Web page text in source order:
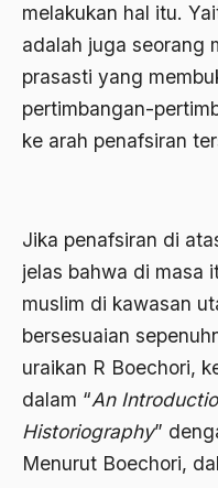
melakukan hal itu.
adalah juga seorang
prasasti yang
pertimbangan-
ke arah penafsiran
Jika penafsiran di
jelas bahwa di masa
muslim di kawasan
bersesuaian
uraikan R Boechori,
dalam “An
Historiography”
Menurut Boechori,
1976
1974
1973
1971
Afrika utara
agama
Agama & Negara
Agama Asli Indonesia
Agama dan Negara
Agama dan Pemerintah
Agama dan Politik
Agama dan Praktis